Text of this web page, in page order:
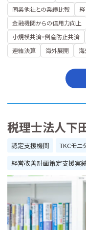
同業他社との業績比較
金融機関からの信用力向上
小規模共済・倒産防止共済
連結決算
海外展開 海
税理士法人下
認定支援機関
TKCモニ
経営改善計画策定支援実